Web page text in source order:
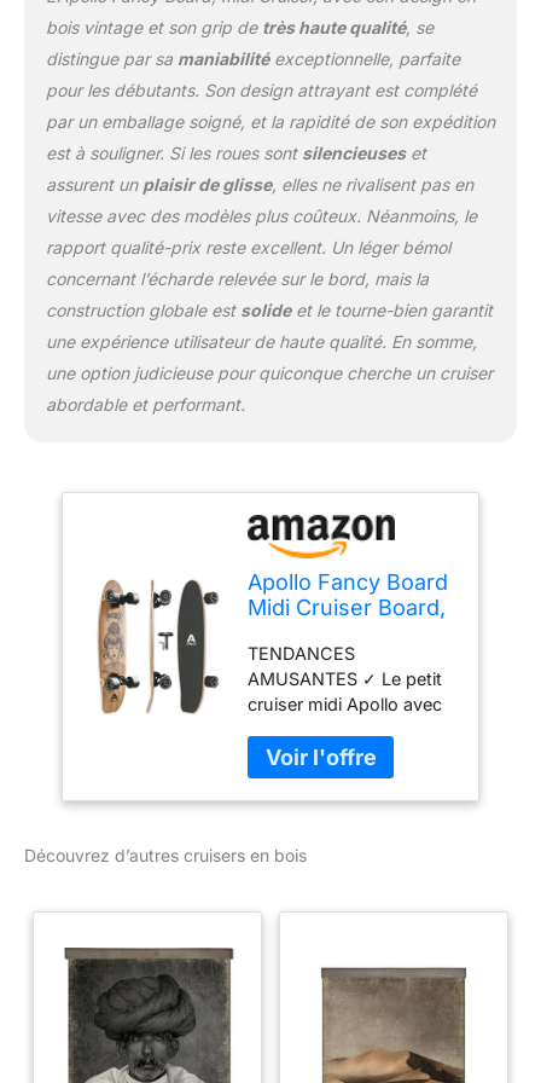
et essieux ✓ Roues : 60
mm, largeur 45 mm,
dureté 78A, roulements
ABEC 9 RS chrome –
Trucks : aluminium solide
supérieure pour le
meilleur confort de
conduite. Toujours à
portée de main ✓ La mini
planche peut être
rapidement fixée sous le
bras grâce à sa petite
taille. Ainsi, c'est un
bois vintage et son grip de très haute qualité, se
distingue par sa maniabilitéexceptionnelle, parfaite
pour les débutants. Son design attrayant est complété
par un emballage soigné, et la rapidité de son expédition
est à souligner. Si les roues sont silencieuseset
assurent un plaisir de glisse, elles ne rivalisent pas en
vitesse avec des modèles plus coûteux. Néanmoins, le
rapport qualité-prix reste excellent. Un léger bémol
concernant l’écharde relevée sur le bord, mais la
construction globale est solideet le tourne-bien garantit
une expérience utilisateur de haute qualité. En somme,
une option judicieuse pour quiconque cherche un cruiser
abordable et performant.
Apollo Fancy Board
Midi Cruiser Board,
TENDANCES
AMUSANTES ✓ Le petit
cruiser midi Apollo avec
d'une taille pratique de
68,5 x 20 cm. Petit mais
OHO! Grande puissance
EXCELLENTE
Grâce à sa forme courte
petit, robuste et surtout
très maniable. Rapide et
flexible, exactement
comme vous en avez
Découvrez d’autres cruisers en bois